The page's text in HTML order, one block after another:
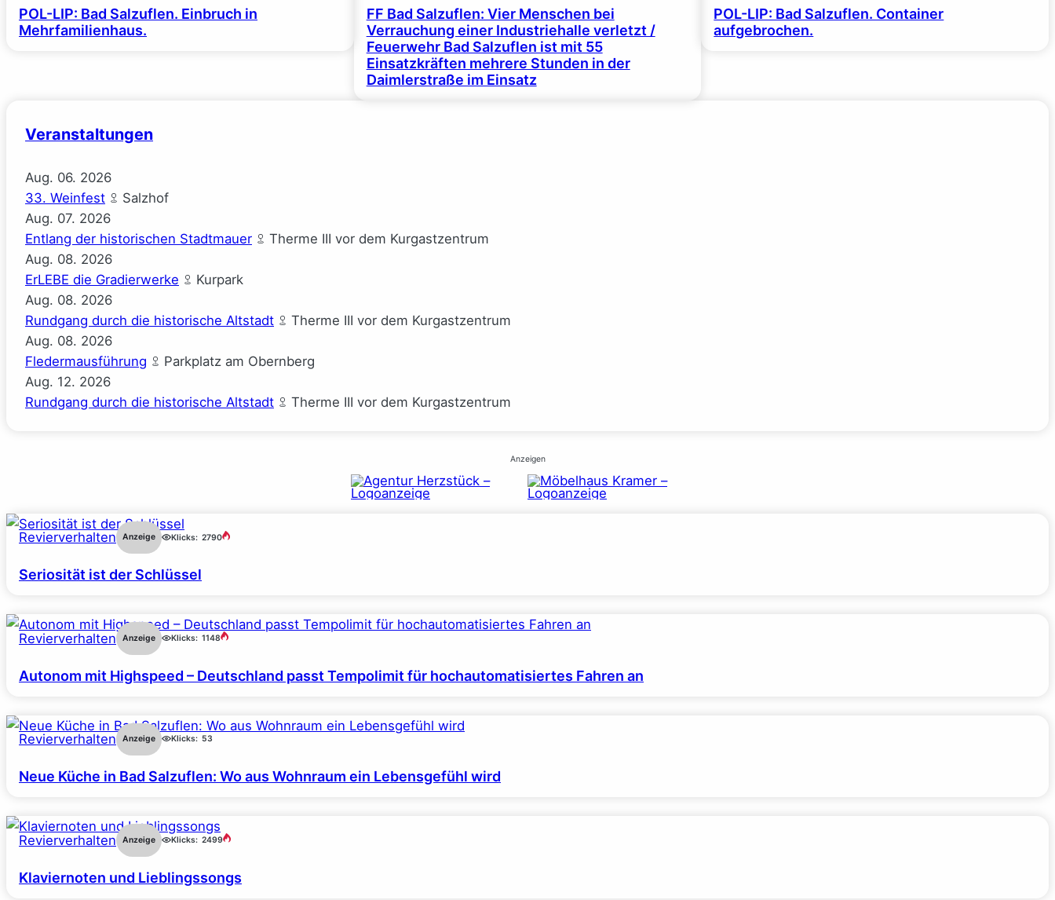
POL-LIP: Bad Salzuflen. Einbruch in
Mehrfamilienhaus.
FF Bad Salzuflen: Vier Menschen bei
Verrauchung einer Industriehalle verletzt /
Feuerwehr Bad Salzuflen ist mit 55
Einsatzkräften mehrere Stunden in der
Daimlerstraße im Einsatz
POL-LIP: Bad Salzuflen. Container
aufgebrochen.
Veranstaltungen
Aug. 06. 2026
33. Weinfest
Salzhof
Aug. 07. 2026
Entlang der historischen Stadtmauer
Therme III vor dem Kurgastzentrum
Aug. 08. 2026
ErLEBE die Gradierwerke
Kurpark
Aug. 08. 2026
Rundgang durch die historische Altstadt
Therme III vor dem Kurgastzentrum
Aug. 08. 2026
Fledermausführung
Parkplatz am Obernberg
Aug. 12. 2026
Rundgang durch die historische Altstadt
Therme III vor dem Kurgastzentrum
Anzeigen
Revierverhalten Anzeige Klicks: 2790
Seriosität ist der Schlüssel
Revierverhalten Anzeige Klicks: 1148
Autonom mit Highspeed – Deutschland passt Tempolimit für hochautomatisiertes Fahren an
Revierverhalten Anzeige Klicks: 53
Neue Küche in Bad Salzuflen: Wo aus Wohnraum ein Lebensgefühl wird
Revierverhalten Anzeige Klicks: 2499
Klaviernoten und Lieblingssongs